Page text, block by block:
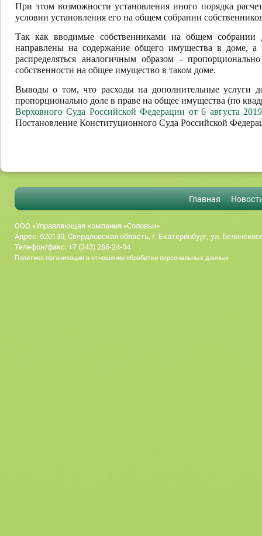
При этом возможности установления иного порядка
условии установления его на общем собрании
Так как вводимые собственниками на общем собрании
направлены на содержание общего имущества в доме,
распределяться аналогичным образом -
собственности на общее имущество в таком доме.
Выводы о том, что расходы на дополнительные услуги
пропорционально доле в праве на общее имущества (по
Верховного Суда Российской Федерации от 6 августа
Постановление Конституционного Суда Российской
Главная
ООО «Управляющая компания «Соловьи»
Адрес: 620130, Свердловская область, г. Екатеринбург, ул.
Телефон/факс: +7 (343) 286-24-04
Политика организации в отношении обработки персональных данных